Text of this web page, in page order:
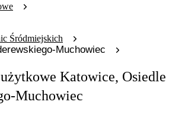
Śródmiejskich
Muchowiec
Katowice, Osiedle
Muchowiec